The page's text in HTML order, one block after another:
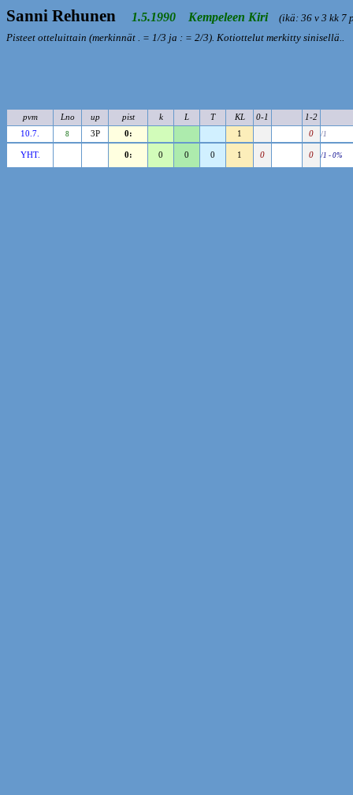
Sanni Rehunen 1.5.1990 Kempeleen Kiri
(ikä: 36 v 3 kk 7
Pisteet otteluittain (merkinnät . = 1/3 ja : = 2/3). Kotiottelut merkitty sinisellä..
pvm Lno up pist k L T KL 0-1
1-2
10.7.
8 3P 0: 1 0 /1
YHT. 0: 0 0 0 1 0 0 /1 - 0%